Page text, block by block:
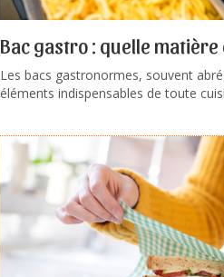
Bac gastro : quelle matière
Les bacs gastronormes, souvent
éléments indispensables de toute